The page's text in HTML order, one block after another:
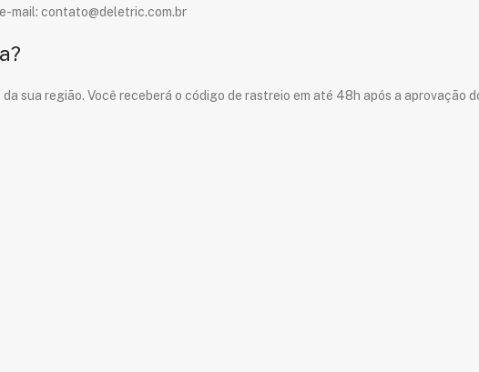
mail: contato@deletric.com.br
da sua região. Você receberá o código de rastreio em até 48h após a